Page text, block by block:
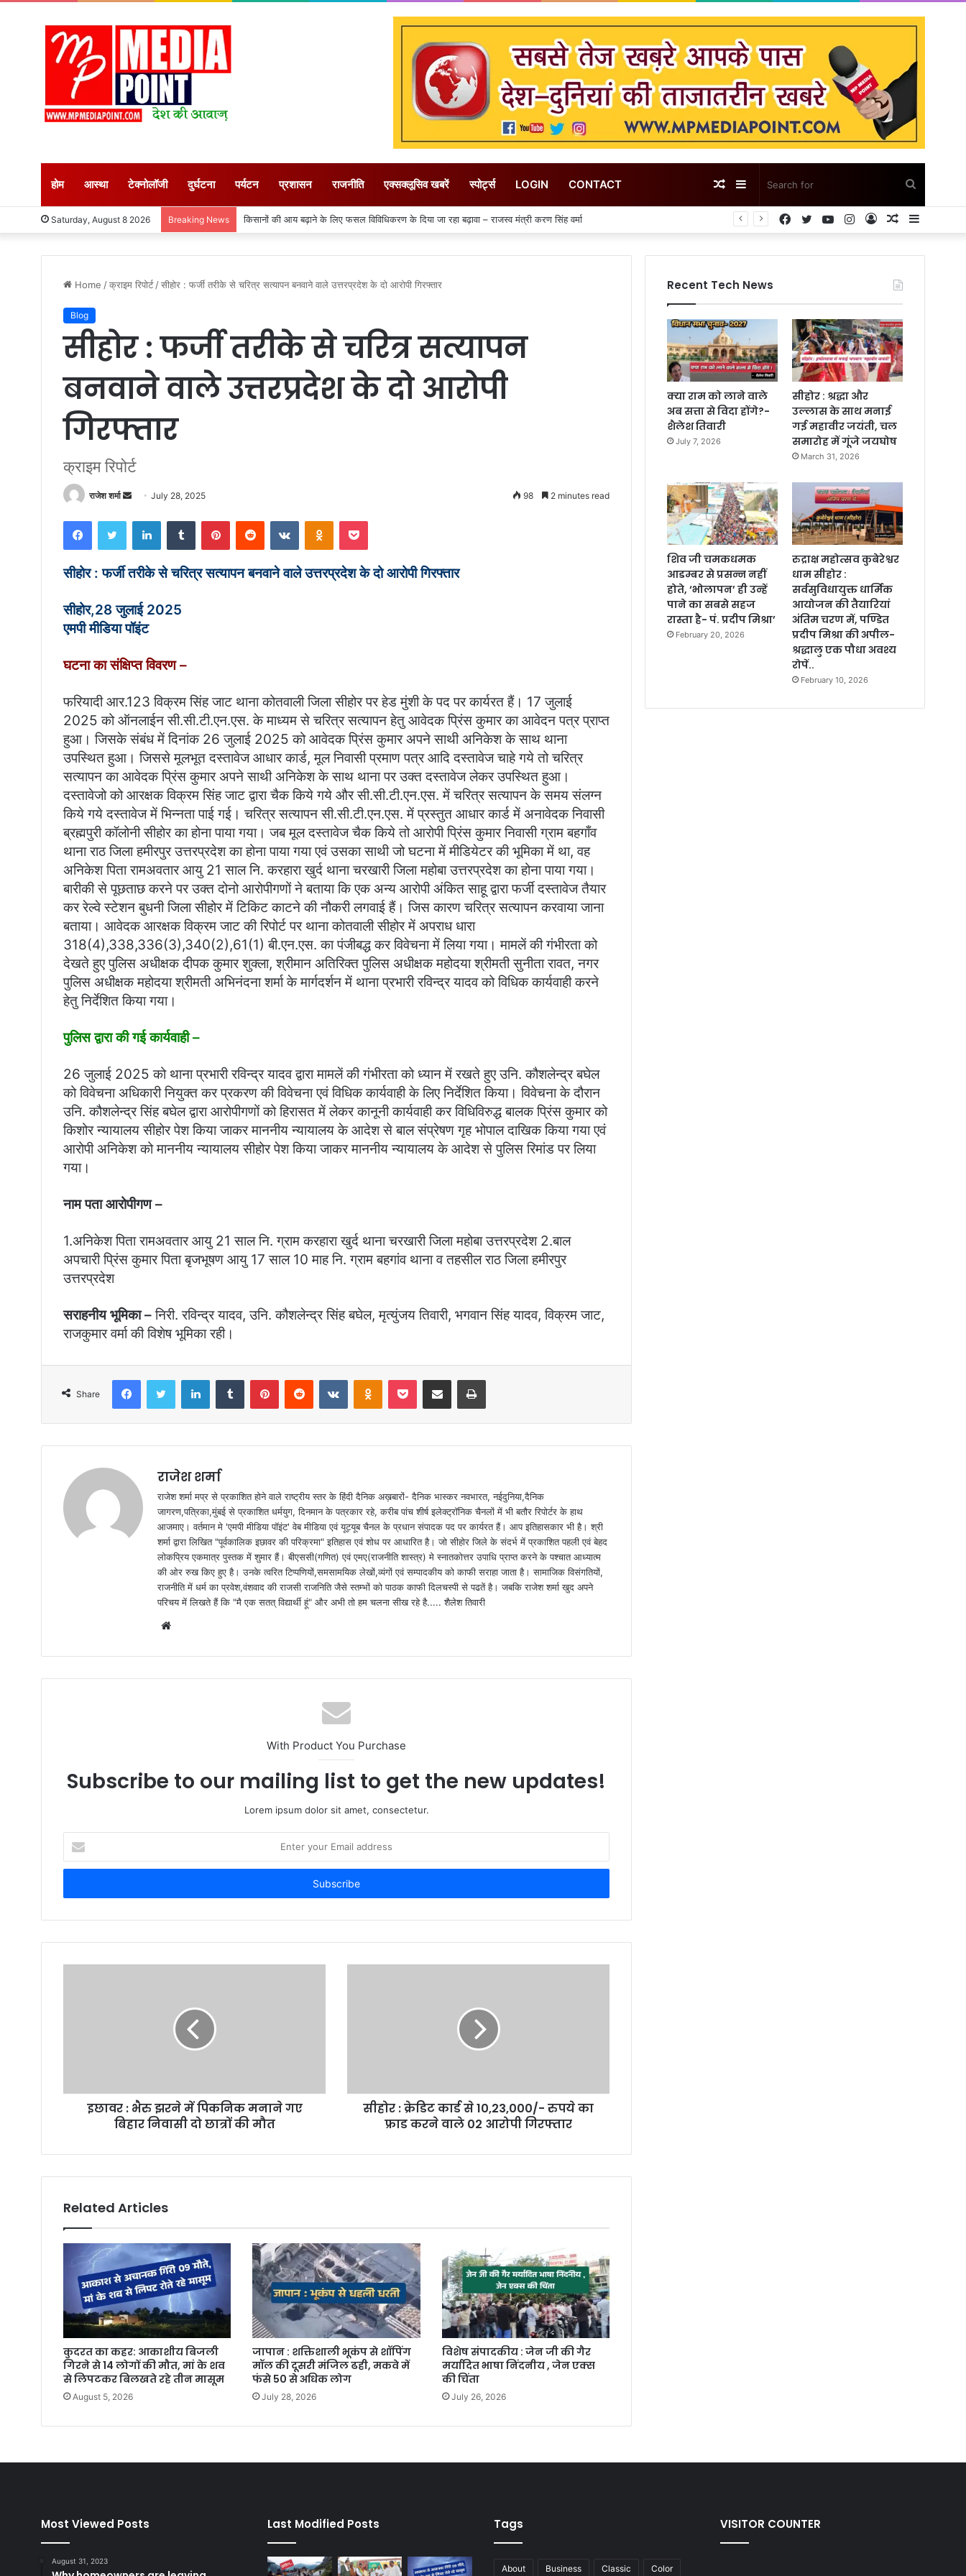
होम आस्था टेक्नोलॉजी दुर्घटना पर्यटन प्रशासन राजनीति एक्सक्लूसिव खबरें स्पोर्ट्स LOGIN CONTACT
for
Sidebar
Random
Article
Saturday, August 8 2026 Breaking News किसानों की आय बढ़ाने के लिए फसल विविधिकरण के दिया जा रहा बढ़ावा – राजस्व मंत्री करण सिंह वर्मा
Random
Log
Instagram
YouTube
Twitter
Facebook
Home /क्राइम रिपोर्ट /सीहोर : फर्जी तरीके से चरित्र सत्यापन बनवाने वाले उत्तरप्रदेश के दो आरोपी गिरफ्तार
Blog
सीहोर : फर्जी तरीके से चरित्र सत्यापन
बनवाने वाले उत्तरप्रदेश के दो आरोपी
गिरफ्तार
क्राइम रिपोर्ट
राजेश शर्मा
d
m
a
l
July 28, 2025 98 2 minutes read
सीहोर : फर्जी तरीके से चरित्र सत्यापन बनवाने वाले उत्तरप्रदेश के दो आरोपी गिरफ्तार
सीहोर,28 जुलाई 2025
एमपी मीडिया पॉइंट
घटना का संक्षिप्त विवरण –
फरियादी आर.123 विक्रम सिंह जाट थाना कोतवाली जिला सीहोर पर हेड मुंशी के पद पर कार्यरत हैं। 17 जुलाई
2025 को ऑनलाईन सी.सी.टी.एन.एस. के माध्यम से चरित्र सत्यापन हेतु आवेदक प्रिंस कुमार का आवेदन पत्र प्राप्त
हुआ। जिसके संबंध में दिनांक 26 जुलाई 2025 को आवेदक प्रिंस कुमार अपने साथी अनिकेश के साथ थाना
उपस्थित हुआ। जिससे मूलभूत दस्तावेज आधार कार्ड, मूल निवासी प्रमाण पत्र आदि दस्तावेज चाहे गये तो चरित्र
सत्यापन का आवेदक प्रिंस कुमार अपने साथी अनिकेश के साथ थाना पर उक्त दस्तावेज लेकर उपस्थित हुआ।
दस्तावेजो को आरक्षक विक्रम सिंह जाट द्वारा चैक किये गये और सी.सी.टी.एन.एस. में चरित्र सत्यापन के समय संलग्न
किये गये दस्तावेज में भिन्नता पाई गई। चरित्र सत्यापन सी.सी.टी.एन.एस. में प्रस्तुत आधार कार्ड में अनावेदक निवासी
ब्रह्मपुरी कॉलोनी सीहोर का होना पाया गया। जब मूल दस्तावेज चैक किये तो आरोपी प्रिंस कुमार निवासी ग्राम बहगाँव
थाना राठ जिला हमीरपुर उत्तरप्रदेश का होना पाया गया एवं उसका साथी जो घटना में मीडियेटर की भूमिका में था, वह
अनिकेश पिता रामअवतार आयु 21 साल नि. करहारा खुर्द थाना चरखारी जिला महोबा उत्तरप्रदेश का होना पाया गया।
बारीकी से पूछताछ करने पर उक्त दोनो आरोपीगणों ने बताया कि एक अन्य आरोपी अंकित साहू द्वारा फर्जी दस्तावेज तैयार
कर रेल्वे स्टेशन बुधनी जिला सीहोर में टिकिट काटने की नौकरी लगवाई हैं। जिस कारण चरित्र सत्यापन करवाया जाना
बताया। आवेदक आरक्षक विक्रम जाट की रिपोर्ट पर थाना कोतवाली सीहोर में अपराध धारा
318(4),338,336(3),340(2),61(1) बी.एन.एस. का पंजीबद्ध कर विवेचना में लिया गया। मामलें की गंभीरता को
देखते हुए पुलिस अधीक्षक दीपक कुमार शुक्ला, श्रीमान अतिरिक्त पुलिस अधीक्षक महोदया श्रीमती सुनीता रावत, नगर
पुलिस अधीक्षक महोदया श्रीमती अभिनंदना शर्मा के मार्गदर्शन में थाना प्रभारी रविन्द्र यादव को विधिक कार्यवाही करने
हेतु निर्देशित किया गया।
पुलिस द्वारा की गई कार्यवाही –
26 जुलाई 2025 को थाना प्रभारी रविन्द्र यादव द्वारा मामलें की गंभीरता को ध्यान में रखते हुए उनि. कौशलेन्द्र बघेल
को विवेचना अधिकारी नियुक्त कर प्रकरण की विवेचना एवं विधिक कार्यवाही के लिए निर्देशित किया। विवेचना के दौरान
उनि. कौशलेन्द्र सिंह बघेल द्वारा आरोपीगणों को हिरासत में लेकर कानूनी कार्यवाही कर विधिविरुद्ध बालक प्रिंस कुमार को
किशोर न्यायालय सीहोर पेश किया जाकर माननीय न्यायालय के आदेश से बाल संप्रेषण गृह भोपाल दाखिक किया गया एवं
आरोपी अनिकेश को माननीय न्यायालय सीहोर पेश किया जाकर माननीय न्यायालय के आदेश से पुलिस रिमांड पर लिया
गया।
नाम पता आरोपीगण –
1.अनिकेश पिता रामअवतार आयु 21 साल नि. ग्राम करहारा खुर्द थाना चरखारी जिला महोबा उत्तरप्रदेश 2.बाल
अपचारी प्रिंस कुमार पिता बृजभूषण आयु 17 साल 10 माह नि. ग्राम बहगांव थाना व तहसील राठ जिला हमीरपुर
उत्तरप्रदेश
सराहनीय भूमिका –निरी. रविन्द्र यादव, उनि. कौशलेन्द्र सिंह बघेल, मृत्युंजय तिवारी, भगवान सिंह यादव, विक्रम जाट,
राजकुमार वर्मा की विशेष भूमिका रही।
Share
राजेश शर्मा
राजेश शर्मा मप्र से प्रकाशित होने वाले राष्ट्रीय स्तर के हिंदी दैनिक अख़बारों- दैनिक भास्कर नवभारत, नईदुनिया,दैनिक
जागरण,पत्रिका,मुंबई से प्रकाशित धर्मयुग, दिनमान के पत्रकार रहे, करीब पांच शीर्ष इलेक्ट्रॉनिक चैनलों में भी बतौर रिपोर्टर के हाथ
आजमाए। वर्तमान मे 'एमपी मीडिया पॉइंट' वेब मीडिया एवं यूट्यूब चैनल के प्रधान संपादक पद पर कार्यरत हैं। आप इतिहासकार भी है। श्री
शर्मा द्वारा लिखित "पूर्वकालिक इछावर की परिक्रमा" इतिहास एवं शोध पर आधारित है। जो सीहोर जिले के संदर्भ में प्रकाशित पहली एवं बेहद
लोकप्रिय एकमात्र पुस्तक में शुमार हैं। बीएससी(गणित) एवं एमए(राजनीति शास्त्र) मे स्नातकोत्तर उपाधि प्राप्त करने के पश्चात आध्यात्म
की ओर रुख किए हुए है। उनके त्वरित टिप्पणियों,समसामयिक लेखों,व्यंगों एवं सम्पादकीय को काफी सराहा जाता है। सामाजिक विसंगतियों,
राजनीति में धर्म का प्रवेश,वंशवाद की राजसी राजनिति जैसे स्तम्भों को पाठक काफी दिलचस्पी से पढतें है। जबकि राजेश शर्मा खुद अपने
परिचय में लिखते हैं कि "मै एक सतत् विद्यार्थी हूं" और अभी तो हम चलना सीख रहे है..... शैलेश तिवारी
b
s
With Product You Purchase
Subscribe to our mailing list to get the new updates!
Lorem ipsum dolor sit amet, consectetur.
t
r
u
r
इछावर : भैरु झरने में पिकनिक मनाने गए
बिहार निवासी दो छात्रों की मौत
सीहोर : क्रेडिट कार्ड से 10,23,000/- रुपये का
फ्राड करने वाले 02 आरोपी गिरफ्तार
Related Articles
कुदरत का कहर: आकाशीय बिजली
गिरने से 14 लोगों की मौत, मां के शव
से लिपटकर बिलखते रहे तीन मासूम
August 5, 2026
जापान : शक्तिशाली भूकंप से शॉपिंग
मॉल की दूसरी मंजिल ढही, मकवे में
फंसे 50 से अधिक लोग
July 28, 2026
विशेष संपादकीय : जेन जी की गैर
मर्यादित भाषा निंदनीय , जेन एक्स
की चिंता
July 26, 2026
Recent Tech News
क्या राम को लाने वाले
अब सत्ता से विदा होंगे?-
शैलेश तिवारी
July 7, 2026
सीहोर : श्रद्धा और
उल्लास के साथ मनाई
गई महावीर जयंती, चल
समारोह में गूंजे जयघोष
March 31, 2026
शिव जी चमकधमक
आडम्बर से प्रसन्न नहीं
होते, ‘भोलापन’ ही उन्हें
पाने का सबसे सहज
रास्ता है- पं. प्रदीप मिश्रा’
February 20, 2026
रुद्राक्ष महोत्सव कुबेरेश्वर
धाम सीहोर :
सर्वसुविधायुक्त धार्मिक
आयोजन की तैयारियां
अंतिम चरण में, पण्डित
प्रदीप मिश्रा की अपील-
श्रद्धालु एक पौधा अवश्य
रोपें..
February 10, 2026
Most Viewed Posts
August 31, 2023
Last Modified Posts Tags
About Business Classic Color
VISITOR COUNTER